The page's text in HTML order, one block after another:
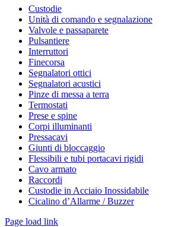
barra
scorrevole
Custodie
Unità di comando e segnalazione
Valvole e passaparete
Pulsantiere
Interruttori
Finecorsa
Segnalatori ottici
Segnalatori acustici
Pinze di messa a terra
Termostati
Prese e spine
Corpi illuminanti
Pressacavi
Giunti di bloccaggio
Flessibili e tubi portacavi rigidi
Cavo armato
Raccordi
Custodie in Acciaio Inossidabile
Cicalino d’Allarme / Buzzer
Page load link